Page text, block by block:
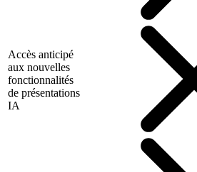
Accès anticipé
aux nouvelles
fonctionnalités
de présentations
IA